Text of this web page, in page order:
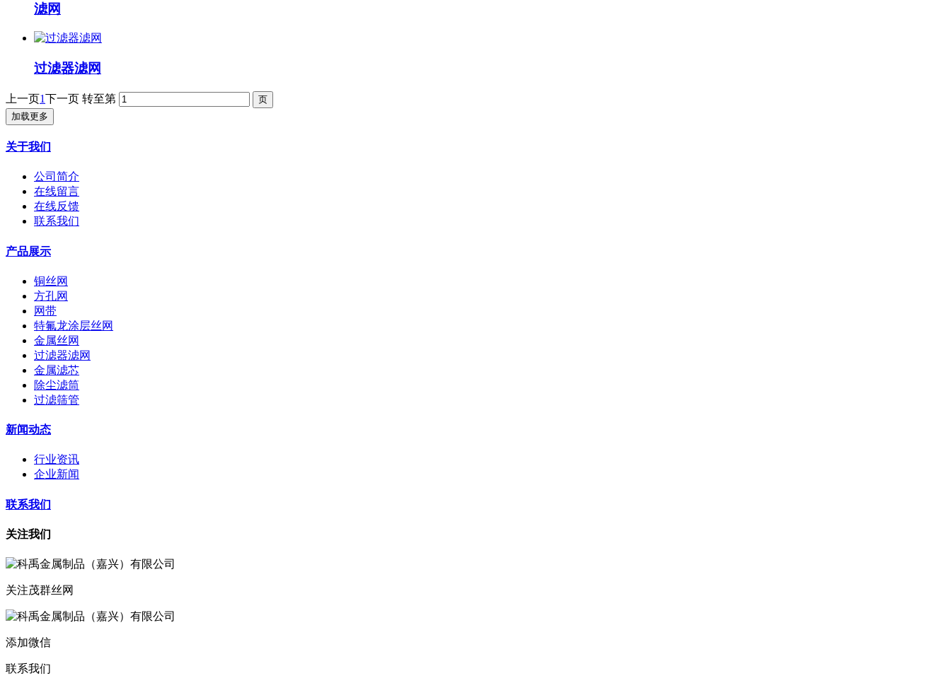
滤网
过滤器滤网
上一页1下一页 转至第
加载更多
关于我们
公司简介
在线留言
在线反馈
联系我们
产品展示
铜丝网
方孔网
网带
特氟龙涂层丝网
金属丝网
过滤器滤网
金属滤芯
除尘滤筒
过滤筛管
新闻动态
行业资讯
企业新闻
联系我们
关注我们
关注茂群丝网
添加微信
联系我们